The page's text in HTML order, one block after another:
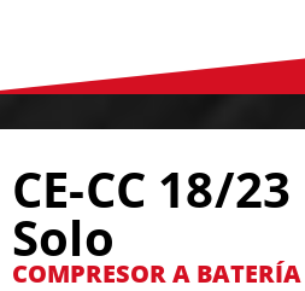
CE-CC 18/
Solo
COMPRESOR A BATERÍA